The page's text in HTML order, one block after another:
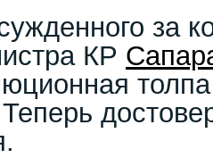
за
КР